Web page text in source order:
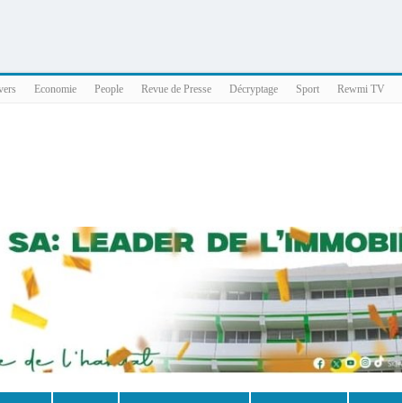
Economie People Revue de Presse Décryptage Sport Rewmi TV